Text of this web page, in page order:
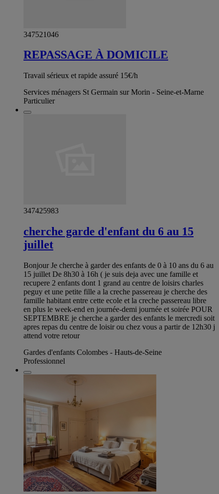
347521046
REPASSAGE À DOMICILE
Travail sérieux et rapide assuré 15€/h
Services ménagers St Germain sur Morin - Seine-et-Marne
Particulier
347425983
cherche garde d'enfant du 6 au 15
juillet
Bonjour Je cherche à garder des enfants de 0 à 10 ans du 6 au
15 juillet De 8h30 à 16h ( je suis deja avec une famille et
recupere 2 enfants dont 1 grand au centre de loisirs charles
peguy et une petite fille a la creche passereau je cherche des
famille habitant entre cette ecole et la creche passereau libre
en plus le week-end en journée-demi journée et soirée POUR
SEPTEMBRE je cherche a garder des enfants le mercredi soit
apres repas du centre de loisir ou chez vous a partir de 12h30 j
attend votre retour
Gardes d'enfants Colombes - Hauts-de-Seine
Professionnel